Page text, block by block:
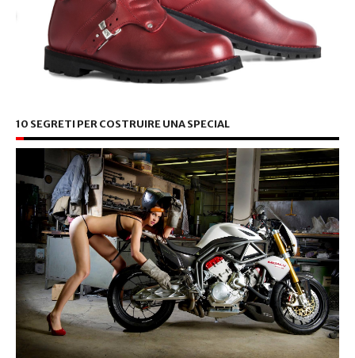
10 SEGRETI PER COSTRUIRE UNA SPECIAL